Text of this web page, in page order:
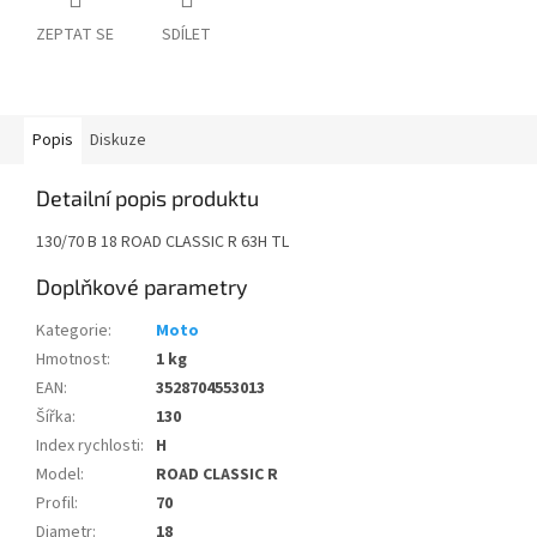
ZEPTAT SE SDÍLET
Popis Diskuze
Detailní popis produktu
130/70 B 18 ROAD CLASSIC R 63H TL
Doplňkové parametry
Kategorie:
Moto
Hmotnost:
1 kg
EAN:
3528704553013
Šířka:
130
Index rychlosti: H
Model:
ROAD CLASSIC R
Profil:
70